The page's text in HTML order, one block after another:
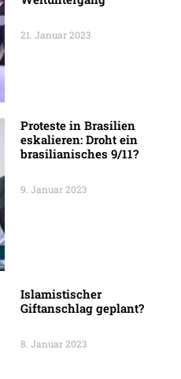
21. Januar 2023
Proteste in Brasilien
eskalieren: Droht ein
brasilianisches 9/11?
9. Januar 2023
Islamistischer
Giftanschlag geplant?
8. Januar 2023